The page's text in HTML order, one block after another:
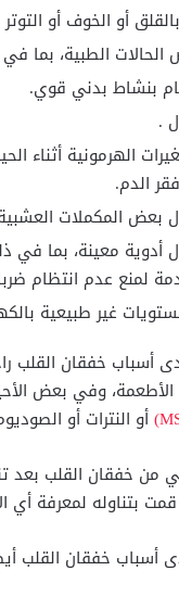
أو الخوف أو
الطبية، بما
بنشاط بدني قوي.
.
الهرمونية
الدم.
بعض المكملات
أدوية معينة، بما في
لمنع عدم انتظام
غير طبيعية
أسباب خفقان القلب
وفي بعض
أو النترات أو
من خفقان القلب
بتناوله لمعرفة
أسباب خفقان القلب